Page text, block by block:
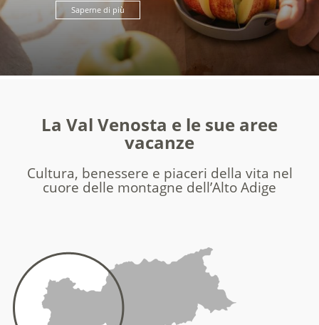
Saperne di più
La Val Venosta e le sue aree
vacanze
Cultura, benessere e piaceri della vita nel
cuore delle montagne dell’Alto Adige